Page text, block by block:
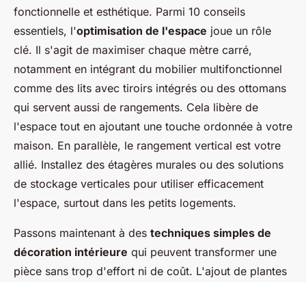
fonctionnelle et esthétique. Parmi 10 conseils
essentiels, l'optimisation de l'espace joue un rôle
clé. Il s'agit de maximiser chaque mètre carré,
notamment en intégrant du mobilier multifonctionnel
comme des lits avec tiroirs intégrés ou des ottomans
qui servent aussi de rangements. Cela libère de
l'espace tout en ajoutant une touche ordonnée à votre
maison. En parallèle, le rangement vertical est votre
allié. Installez des étagères murales ou des solutions
de stockage verticales pour utiliser efficacement
l'espace, surtout dans les petits logements.
Passons maintenant à des techniques simples de
décoration intérieure qui peuvent transformer une
pièce sans trop d'effort ni de coût. L'ajout de plantes